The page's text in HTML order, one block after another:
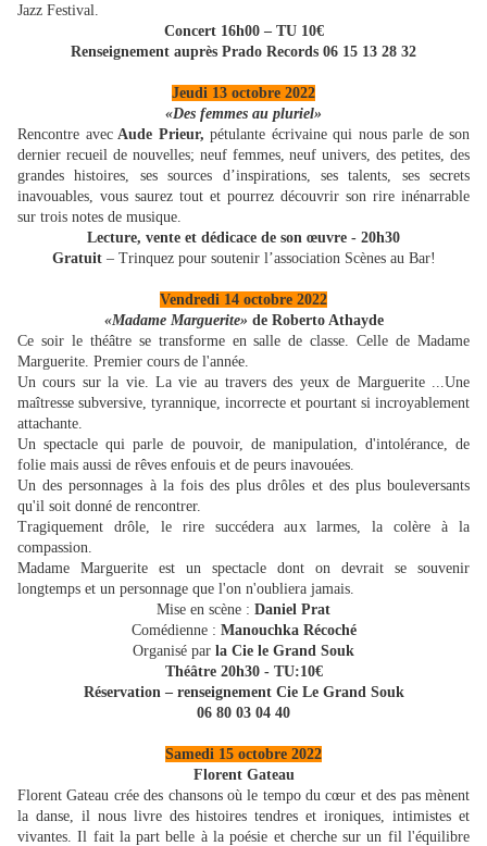
Jazz Festival.
Concert 16h00 – TU 10€
Renseignement auprès Prado Records 06 15 13 28 32
Jeudi 13 octobre 2022
«Des femmes au pluriel»
Rencontre avecAude Prieur, pétulante écrivaine qui nous parle de son
dernier recueil de nouvelles; neuf femmes, neuf univers, des petites, des
grandes histoires, ses sources d’inspirations, ses talents, ses secrets
inavouables, vous saurez tout et pourrez découvrir son rire inénarrable
sur trois notes de musique.
Lecture, vente et dédicace de son œuvre - 20h30
Gratuit–Trinquez pour soutenir l’association Scènes au Bar!
Vendredi 14 octobre 2022
«Madame Marguerite» de Roberto Athayde
Ce soir le théâtre se transforme en salle de classe. Celle de Madame
Marguerite. Premier cours de l'année.
Un cours sur la vie. La vie au travers des yeux de Marguerite ...Une
maîtresse subversive, tyrannique, incorrecte et pourtant si incroyablement
attachante.
Un spectacle qui parle de pouvoir, de manipulation, d'intolérance, de
folie mais aussi de rêves enfouis et de peurs inavouées.
Un des personnages à la fois des plus drôles et des plus bouleversants
qu'il soit donné de rencontrer.
Tragiquement drôle, le rire succédera aux larmes, la colère à la
compassion.
Madame Marguerite est un spectacle dont on devrait se souvenir
longtemps et un personnage que l'on n'oubliera jamais.
Mise en scène : Daniel Prat
Comédienne : Manouchka Récoché
Organisé par la Cie le Grand Souk
Théâtre 20h30 - TU:10€
Réservation – renseignement Cie Le Grand Souk
06 80 03 04 40
Samedi 15 octobre 2022
Florent Gateau
Florent Gateau crée des chansons où le tempo du cœur et des pas mènent
la danse, il nous livre des histoires tendres et ironiques, intimistes et
vivantes. Il fait la part belle à la poésie et cherche sur un fil l'équilibre